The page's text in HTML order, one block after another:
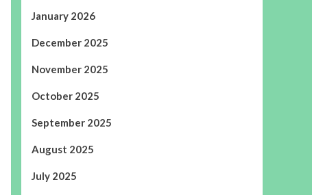
January 2026
December 2025
November 2025
October 2025
September 2025
August 2025
July 2025